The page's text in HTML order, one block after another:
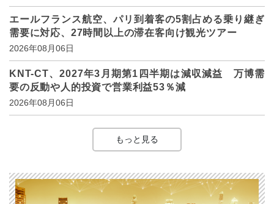
エールフランス航空、パリ到着客の5割占める乗り継ぎ
需要に対応、27時間以上の滞在客向け観光ツアー
2026年08月06日
KNT-CT、2027年3月期第1四半期は減収減益 万博需
要の反動や人的投資で営業利益53％減
2026年08月06日
もっと見る